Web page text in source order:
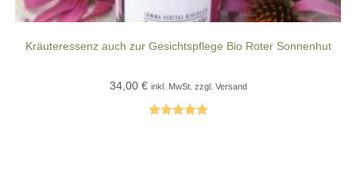
Kräuteressenz auch zur Gesichtspflege Bio Roter Sonnenhut
34,00 € inkl. MwSt. zzgl. Versand